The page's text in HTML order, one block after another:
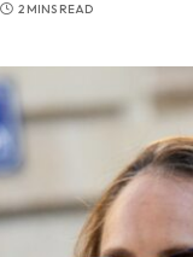
2 MINS READ